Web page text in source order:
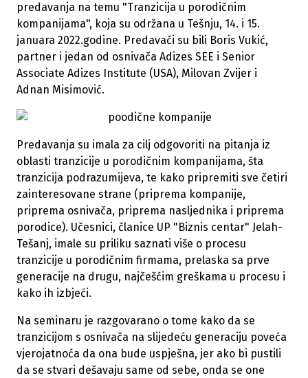
predavanja na temu "Tranzicija u porodičnim
kompanijama", koja su održana u Tešnju, 14. i 15.
januara 2022.godine. Predavači su bili Boris Vukić,
partner i jedan od osnivača Adizes SEE i Senior
Associate Adizes Institute (USA), Milovan Zvijer i
Adnan Misimović.
Predavanja su imala za cilj odgovoriti na pitanja iz
oblasti tranzicije u porodičnim kompanijama, šta
tranzicija podrazumijeva, te kako pripremiti sve četiri
zainteresovane strane (priprema kompanije,
priprema osnivača, priprema nasljednika i priprema
porodice). Učesnici, članice UP "Biznis centar" Jelah-
Tešanj, imale su priliku saznati više o procesu
tranzicije u porodičnim firmama, prelaska sa prve
generacije na drugu, najčešćim greškama u procesu i
kako ih izbjeći.
Na seminaru je razgovarano o tome kako da se
tranzicijom s osnivača na slijedeću generaciju poveća
vjerojatnoća da ona bude uspješna, jer ako bi pustili
da se stvari dešavaju same od sebe, onda se one